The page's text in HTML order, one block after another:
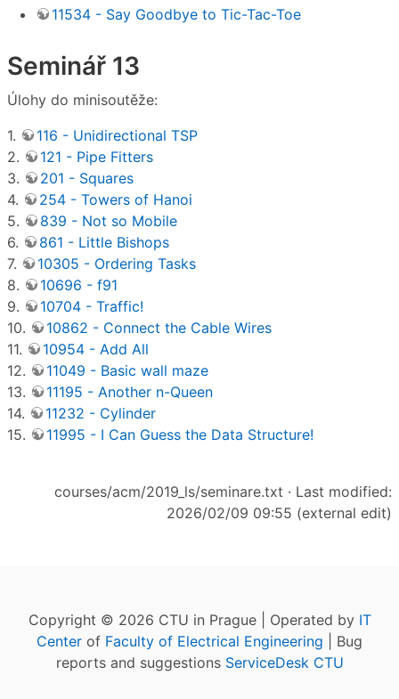
11534 - Say Goodbye to Tic-Tac-Toe
Seminář 13
Úlohy do minisoutěže:
1.
116 - Unidirectional TSP
2.
121 - Pipe Fitters
3.
201 - Squares
4.
254 - Towers of Hanoi
5.
839 - Not so Mobile
6.
861 - Little Bishops
7.
10305 - Ordering Tasks
8.
10696 - f91
9.
10704 - Traffic!
10.
10862 - Connect the Cable Wires
11.
10954 - Add All
12.
11049 - Basic wall maze
13.
11195 - Another n-Queen
14.
11232 - Cylinder
15.
11995 - I Can Guess the Data Structure!
courses/acm/2019_ls/seminare.txt · Last modified:
2026/02/09 09:55 (external edit)
Copyright © 2026 CTU in Prague | Operated by IT
Center of Faculty of Electrical Engineering | Bug
reports and suggestions ServiceDesk CTU